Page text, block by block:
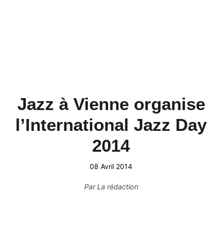
Jazz à Vienne organise
l’International Jazz Day
2014
08 Avril 2014
ParLa rédaction